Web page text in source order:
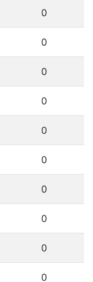
0
0
0
0
0
0
0
0
0
0